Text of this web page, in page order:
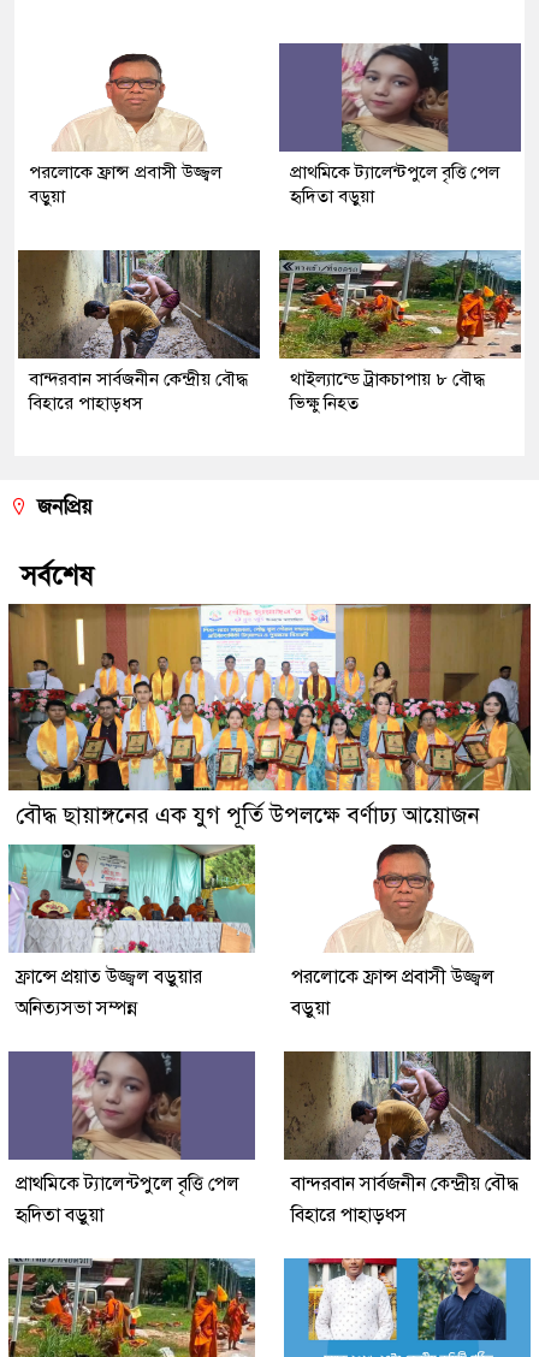
পরলোকে ফ্রান্স প্রবাসী উজ্জ্বল
বড়ুয়া
প্রাথমিকে ট্যালেন্টপুলে বৃত্তি পেল
হৃদিতা বড়ুয়া
বান্দরবান সার্বজনীন কেন্দ্রীয় বৌদ্ধ
বিহারে পাহাড়ধস
থাইল্যান্ডে ট্রাকচাপায় ৮ বৌদ্ধ
ভিক্ষু নিহত
জনপ্রিয়
সর্বশেষ
বৌদ্ধ ছায়াঙ্গনের এক যুগ পূর্তি উপলক্ষে বর্ণাঢ্য আয়োজন
ফ্রান্সে প্রয়াত উজ্জ্বল বড়ুয়ার
অনিত্যসভা সম্পন্ন
পরলোকে ফ্রান্স প্রবাসী উজ্জ্বল
বড়ুয়া
প্রাথমিকে ট্যালেন্টপুলে বৃত্তি পেল
হৃদিতা বড়ুয়া
বান্দরবান সার্বজনীন কেন্দ্রীয় বৌদ্ধ
বিহারে পাহাড়ধস